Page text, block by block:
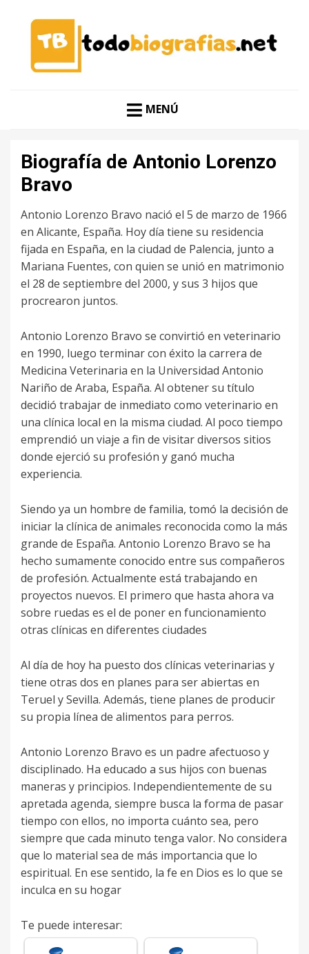
TODO BIOGRAFÍAS
MENÚ
Biografía de Antonio Lorenzo
Bravo
Antonio Lorenzo Bravo nació el 5 de marzo de 1966
en Alicante, España. Hoy día tiene su residencia
fijada en España, en la ciudad de Palencia, junto a
Mariana Fuentes, con quien se unió en matrimonio
el 28 de septiembre del 2000, y sus 3 hijos que
procrearon juntos.
Antonio Lorenzo Bravo se convirtió en veterinario
en 1990, luego terminar con éxito la carrera de
Medicina Veterinaria en la Universidad Antonio
Nariño de Araba, España. Al obtener su título
decidió trabajar de inmediato como veterinario en
una clínica local en la misma ciudad. Al poco tiempo
emprendió un viaje a fin de visitar diversos sitios
donde ejerció su profesión y ganó mucha
experiencia.
Siendo ya un hombre de familia, tomó la decisión de
iniciar la clínica de animales reconocida como la más
grande de España. Antonio Lorenzo Bravo se ha
hecho sumamente conocido entre sus compañeros
de profesión. Actualmente está trabajando en
proyectos nuevos. El primero que hasta ahora va
sobre ruedas es el de poner en funcionamiento
otras clínicas en diferentes ciudades
Al día de hoy ha puesto dos clínicas veterinarias y
tiene otras dos en planes para ser abiertas en
Teruel y Sevilla. Además, tiene planes de producir
su propia línea de alimentos para perros.
Antonio Lorenzo Bravo es un padre afectuoso y
disciplinado. Ha educado a sus hijos con buenas
maneras y principios. Independientemente de su
apretada agenda, siempre busca la forma de pasar
tiempo con ellos, no importa cuánto sea, pero
siempre que cada minuto tenga valor. No considera
que lo material sea de más importancia que lo
espiritual. En ese sentido, la fe en Dios es lo que se
inculca en su hogar
Te puede interesar: